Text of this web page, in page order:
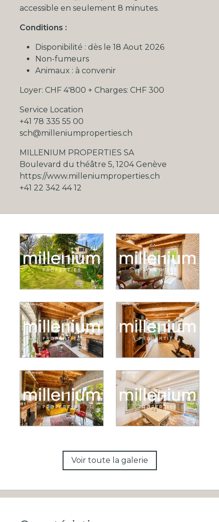
accessible en seulement 8 minutes.
Conditions :
Disponibilité : dès le 18 Aout 2026
Non-fumeurs
Animaux : à convenir
Loyer: CHF 4'800 + Charges: CHF 300
Service Location
+41 78 335 55 00
sch@milleniumproperties.ch
MILLENIUM PROPERTIES SA
Boulevard du théâtre 5, 1204 Genève
https://www.milleniumproperties.ch
+41 22 342 44 12
Voir toute la galerie